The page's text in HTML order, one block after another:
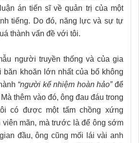
án tiến sĩ về quản trị của một
tiếng. Do đó, năng lực và sự tự
thành vấn đề với tôi.
người truyền thống và của gia
băn khoăn lớn nhất của bố không
“người kế nhiệm hoàn hảo”để
thêm vào đó, ông đau đáu trong
có được một tấm chồng xứng
viên mãn, mà trước là để ông sớm
đầu, ông cũng mối lái vài anh